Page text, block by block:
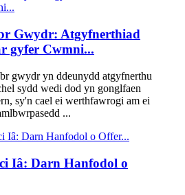
Gwydr: Atgyfnerthiad
gyfer Cwmni...
gwydr yn ddeunydd atgyfnerthu
sydd wedi dod yn gonglfaen
sy'n cael ei werthfawrogi am ei
...
Iâ: Darn Hanfodol o